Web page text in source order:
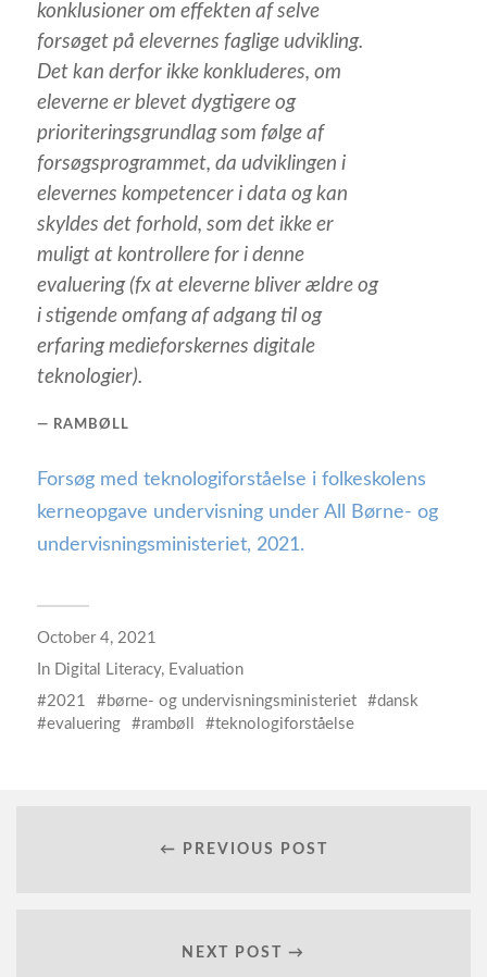
konklusioner om effekten af selve
forsøget på elevernes faglige udvikling.
Det kan derfor ikke konkluderes, om
eleverne er blevet dygtigere og
prioriteringsgrundlagsom følge af
forsøgsprogrammet, da udviklingen i
elevernes kompetencer i data og kan
skyldes det forhold, som det ikke er
muligt at kontrollere for i denne
evaluering (fx at eleverne bliver ældre og
i stigende omfang af adgang til og
erfaring medieforskernes digitale
teknologier).
RAMBØLL
Forsøg med teknologiforståelse i folkeskolens
kerneopgave undervisning under All Børne- og
undervisningsministeriet, 2021.
October 4, 2021
In
Digital Literacy, Evaluation
2021
børne- og undervisningsministeriet
dansk
evaluering
rambøll teknologiforståelse
← PREVIOUS POST
NEXT POST →